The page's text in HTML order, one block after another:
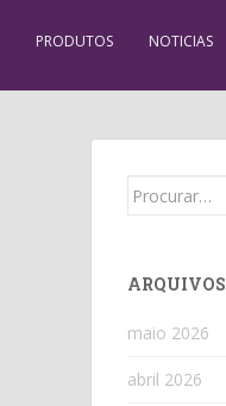
PRODUTOS NOTICIAS
Search
ARQUIVOS
maio 2026
abril 2026